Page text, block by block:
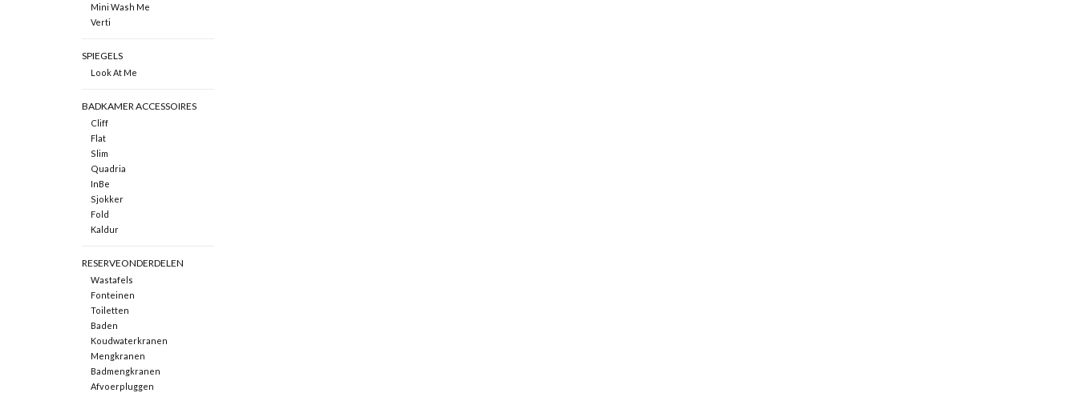
Mini Wash Me
Verti
SPIEGELS
Look At Me
BADKAMER ACCESSOIRES
Cliff
Flat
Slim
Quadria
InBe
Sjokker
Fold
Kaldur
RESERVEONDERDELEN
Wastafels
Fonteinen
Toiletten
Baden
Koudwaterkranen
Mengkranen
Badmengkranen
Afvoerpluggen